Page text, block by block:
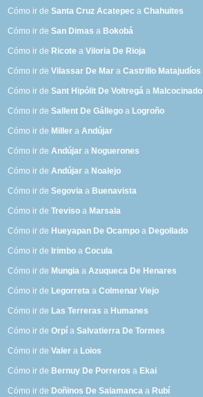
Cómo ir deSanta Cruz Acatepec aChahuites
Cómo ir deSan Dimas a Bokobá
Cómo ir de Ricote aViloria De Rioja
Cómo ir deVilassar De Mar aCastrillo Matajudíos
Cómo ir deSant Hipólit De Voltregá a Malcocinado
Cómo ir deSallent De Gállego a Logroño
Cómo ir de Miller aAndújar
Cómo ir deAndújar a Noguerones
Cómo ir deAndújar a Noalejo
Cómo ir deSegovia a Buenavista
Cómo ir deTreviso a Marsala
Cómo ir de Hueyapan De Ocampo a Degollado
Cómo ir de Irimbo aCocula
Cómo ir de Mungia aAzuqueca De Henares
Cómo ir de Legorreta aColmenar Viejo
Cómo ir de Las Terreras a Humanes
Cómo ir deOrpí aSalvatierra De Tormes
Cómo ir deValer a Loios
Cómo ir de Bernuy De Porreros a Ekai
Cómo ir de Doñinos De Salamanca a Rubí